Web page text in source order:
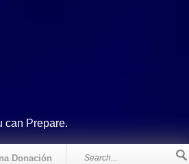
can Prepare.
Donación